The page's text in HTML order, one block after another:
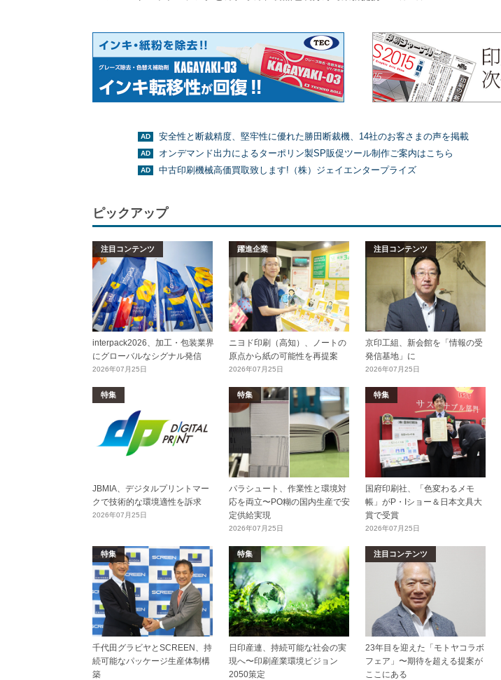
安全性と断裁精度、堅牢性に優れた勝田断裁機、14社のお客さまの声を掲載
オンデマンド出力によるターポリン製SP販促ツール制作ご案内はこちら
中古印刷機械高価買取致します!（株）ジェイエンタープライズ
ピックアップ
注目コンテンツ
interpack2026、加工・包装業界
にグローバルなシグナル発信
2026年07月25日
躍進企業
ニヨド印刷（高知）、ノートの
原点から紙の可能性を再提案
2026年07月25日
注目コンテンツ
京印工組、新会館を「情報の受
発信基地」に
2026年07月25日
特集
JBMIA、デジタルプリントマー
クで技術的な環境適性を訴求
2026年07月25日
特集
パラシュート、作業性と環境対
応を両立〜PO糊の国内生産で安
定供給実現
2026年07月25日
特集
国府印刷社、「色変わるメモ
帳」がP・Iショー＆日本文具大
賞で受賞
2026年07月25日
特集
千代田グラビヤとSCREEN、持
続可能なパッケージ生産体制構
築
特集
日印産連、持続可能な社会の実
現へ〜印刷産業環境ビジョン
2050策定
注目コンテンツ
23年目を迎えた「モトヤコラボ
フェア」〜期待を超える提案が
ここにある